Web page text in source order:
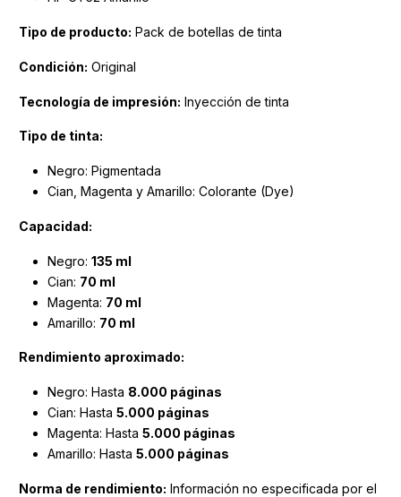
Tipo de producto: Pack de botellas de tinta
Condición: Original
Tecnología de impresión: Inyección de tinta
Tipo de tinta:
Negro: Pigmentada
Cian, Magenta y Amarillo: Colorante (Dye)
Capacidad:
Negro: 135 ml
Cian: 70 ml
Magenta: 70 ml
Amarillo: 70 ml
Rendimiento aproximado:
Negro: Hasta 8.000 páginas
Cian: Hasta 5.000 páginas
Magenta: Hasta 5.000 páginas
Amarillo: Hasta 5.000 páginas
Norma de rendimiento: Información no especificada por el